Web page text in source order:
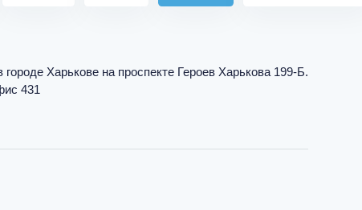
городе Харькове на проспекте Героев Харькова 199-Б.
431